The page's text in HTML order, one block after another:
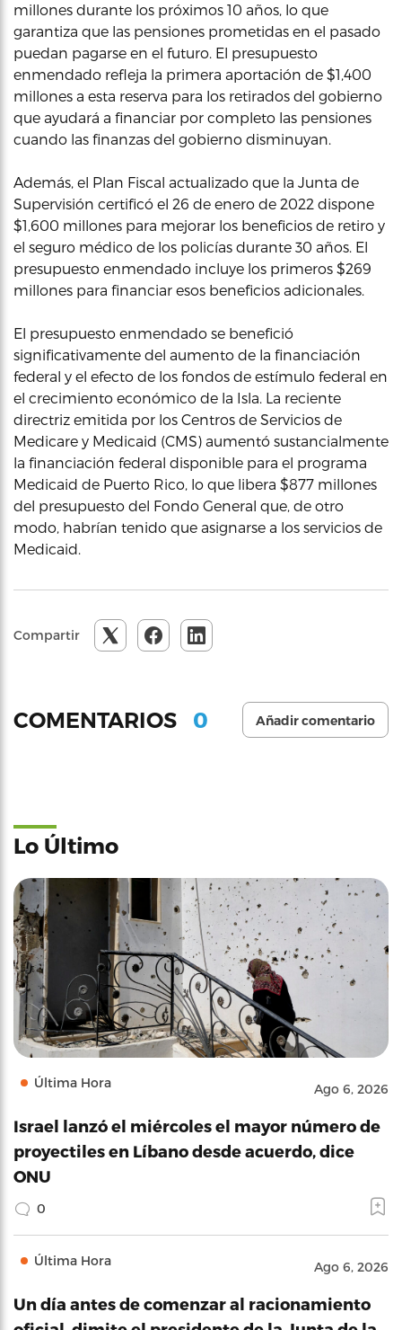
millones durante los próximos 10 años, lo que
garantiza que las pensiones prometidas en el pasado
puedan pagarse en el futuro. El presupuesto
enmendado refleja la primera aportación de $1,400
millones a esta reserva para los retirados del gobierno
que ayudará a financiar por completo las pensiones
cuando las finanzas del gobierno disminuyan.
Además, el Plan Fiscal actualizado que la Junta de
Supervisión certificó el 26 de enero de 2022 dispone
$1,600 millones para mejorar los beneficios de retiro y
el seguro médico de los policías durante 30 años. El
presupuesto enmendado incluye los primeros $269
millones para financiar esos beneficios adicionales.
El presupuesto enmendado se benefició
significativamente del aumento de la financiación
federal y el efecto de los fondos de estímulo federal en
el crecimiento económico de la Isla. La reciente
directriz emitida por los Centros de Servicios de
Medicare y Medicaid (CMS) aumentó sustancialmente
la financiación federal disponible para el programa
Medicaid de Puerto Rico, lo que libera $877 millones
del presupuesto del Fondo General que, de otro
modo, habrían tenido que asignarse a los servicios de
Medicaid.
Compartir
COMENTARIOS 0 Añadir comentario
Lo Último
Última Hora Ago 6, 2026
Israel lanzó el miércoles el mayor número de
proyectiles en Líbano desde acuerdo, dice
ONU
0
Última Hora Ago 6, 2026
Un día antes de comenzar al racionamiento